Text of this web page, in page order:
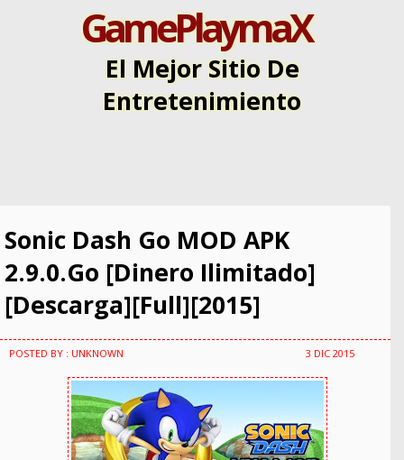
GamePlaymaX
El Mejor Sitio De
Entretenimiento
Sonic Dash Go MOD APK
2.9.0.Go [Dinero Ilimitado]
[Descarga][Full][2015]
POSTED BY : UNKNOWN 3 DIC 2015